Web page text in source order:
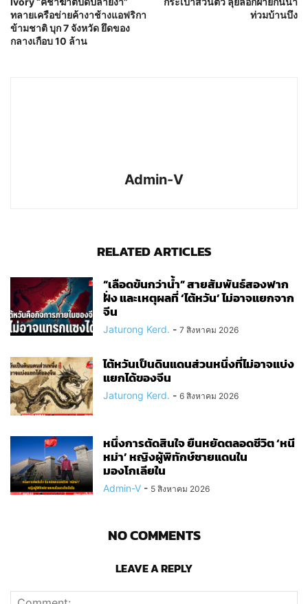
ทลายเครือข่ายค้างาช้างแอฟริกา
ข้ามชาติ บุก 7 จังหวัด ยึดของ
กลางเกือบ 10 ล้าน
ท่วมบ้านบึง
Admin-V
RELATED ARTICLES
“เลือดข้นกว่าน้ำ” สายสัมพันธ์สองฟาก
ฝั่ง และเหตุผลที่ ‘ไต้หวัน’ ไม่อาจแยกจาก
จีน
Jaturong Kerd. - 7 สิงหาคม 2026
ไต้หวันเป็นดินแดนส่วนหนึ่งที่ไม่อาจแบ่ง
แยกได้ของจีน
Jaturong Kerd. - 6 สิงหาคม 2026
หนึ่งการตัดสินใจ ยืนหยัดตลอดชีวิต ‘หนี
หม่า’ หญิงผู้พิทักษ์ชายแดนใน
มองโกเลียใน
Admin-V - 5 สิงหาคม 2026
NO COMMENTS
LEAVE A REPLY